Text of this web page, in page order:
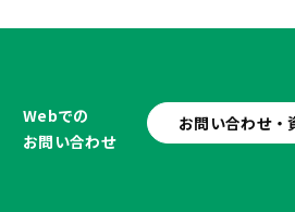
Webでの
お問い合わせ
お問い合わせ・